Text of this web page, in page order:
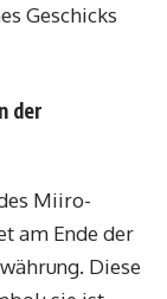
Geschicks
der
Miiro-
am Ende der
Diese